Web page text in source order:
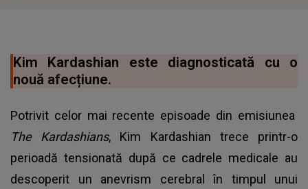
Kim Kardashian este diagnosticată cu o
nouă afecțiune.
Potrivit celor mai recente episoade din emisiunea
The Kardashians, Kim Kardashian trece printr-o
perioadă tensionată după ce cadrele medicale au
descoperit un anevrism cerebral în timpul unui